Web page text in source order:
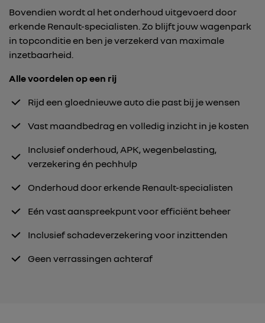
Bovendien wordt al het onderhoud uitgevoerd door
erkende Renault-specialisten. Zo blijft jouw wagenpark
in topconditie en ben je verzekerd van maximale
inzetbaarheid.
Alle voordelen op een rij
Rijd een gloednieuwe auto die past bij je wensen
Vast maandbedrag en volledig inzicht in je kosten
Inclusief onderhoud, APK, wegenbelasting,
verzekering én pechhulp
Onderhoud door erkende Renault-specialisten
Eén vast aanspreekpunt voor efficiënt beheer
Inclusief schadeverzekering voor inzittenden
Geen verrassingen achteraf